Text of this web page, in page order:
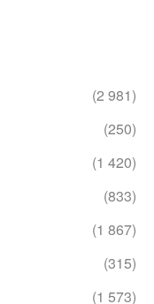
(2 981)
(250)
(1 420)
(833)
(1 867)
(315)
(1 573)